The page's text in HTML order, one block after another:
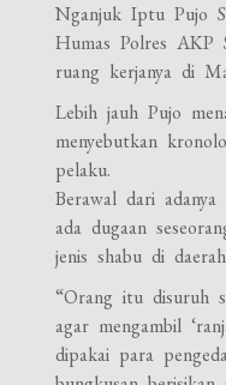
Nganjuk Iptu Pujo
Humas Polres AKP
ruang kerjanya di
Lebih jauh Pujo
menyebutkan
pelaku.
Berawal dari
ada dugaan
jenis shabu di
“Orang itu disuruh
agar mengambil
dipakai para